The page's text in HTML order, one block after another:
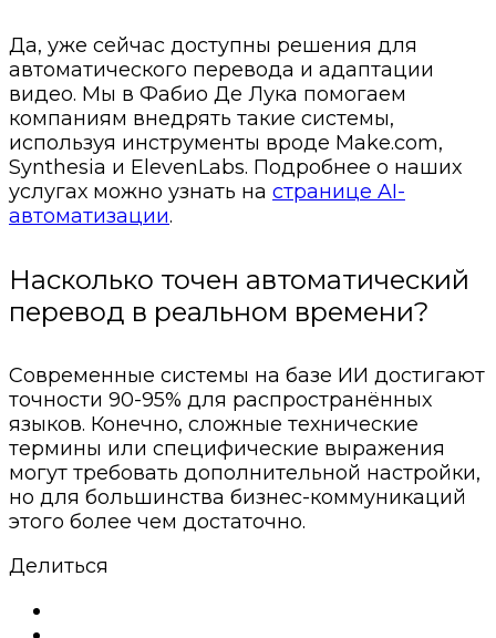
Да, уже сейчас доступны решения для
автоматического перевода и адаптации
видео. Мы в Фабио Де Лука помогаем
компаниям внедрять такие системы,
используя инструменты вроде Make.com,
Synthesia и ElevenLabs. Подробнее о наших
услугах можно узнать на странице AI-
автоматизации.
Насколько точен автоматический
перевод в реальном времени?
Современные системы на базе ИИ достигают
точности 90-95% для распространённых
языков. Конечно, сложные технические
термины или специфические выражения
могут требовать дополнительной настройки,
но для большинства бизнес-коммуникаций
этого более чем достаточно.
Делиться